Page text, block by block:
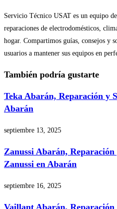
Servicio Técnico USAT es un equipo
reparaciones de electrodomésticos,
hogar. Compartimos guías, consejos y
usuarios a mantener sus equipos en
También podría gustarte
Teka Abarán, Reparación y
Abarán
septiembre 13, 2025
Zanussi Abarán,
Zanussi en Abarán
septiembre 16, 2025